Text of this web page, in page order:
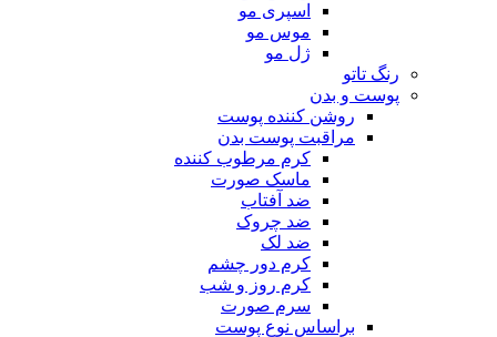
اسپری مو
موس مو
ژل مو
رنگ تاتو
پوست و بدن
روشن کننده پوست
مراقبت پوست بدن
کرم مرطوب کننده
ماسک صورت
ضد آفتاب
ضد چروک
ضد لک
کرم دور چشم
کرم روز و شب
سرم صورت
براساس نوع پوست